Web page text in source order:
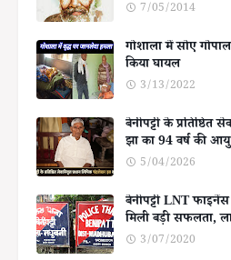
7/05/2014
गोशाला में सोए
किया घायल
3/13/2022
बेनीपट्टी के प्रतिष्ठित
झा का 94 वर्ष की
5/04/2026
बेनीपट्टी LNT
मिली बड़ी सफलता,
3/07/2020